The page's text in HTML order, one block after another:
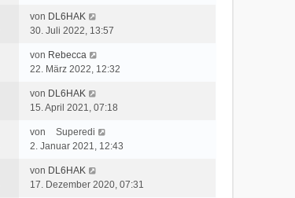
von DL6HAK
30. Juli 2022, 13:57
von Rebecca
22. März 2022, 12:32
von DL6HAK
15. April 2021, 07:18
von
Superedi
2. Januar 2021, 12:43
von DL6HAK
17. Dezember 2020, 07:31